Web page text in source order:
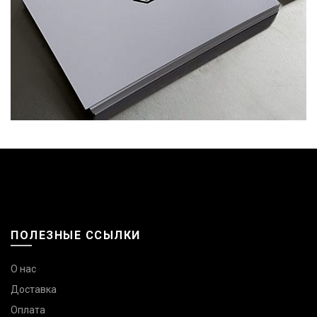
ПОЛЕЗНЫЕ ССЫЛКИ
О нас
Доставка
Оплата